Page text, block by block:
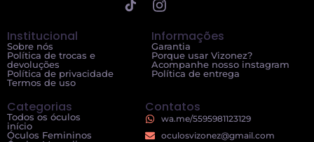
Institucional
Sobre nós
Política de trocas e
devoluções
Política de privacidade
Termos de uso
Informações
Garantia
Porque usar Vizonez?
Acompanhe nosso instagram
Política de entrega
Categorias
Todos os óculos
início
Óculos Femininos
Contatos
wa.me/5595981123129
oculosvizonez@gmail.com